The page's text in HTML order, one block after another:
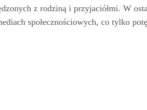
z rodziną i przyjaciółmi. W
społecznościowych, co tylko